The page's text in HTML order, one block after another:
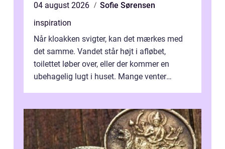
04 august 2026
Sofie Sørensen
inspiration
Når kloakken svigter, kan det mærkes med
det samme. Vandet står højt i afløbet,
toilettet løber over, eller der kommer en
ubehagelig lugt i huset. Mange venter